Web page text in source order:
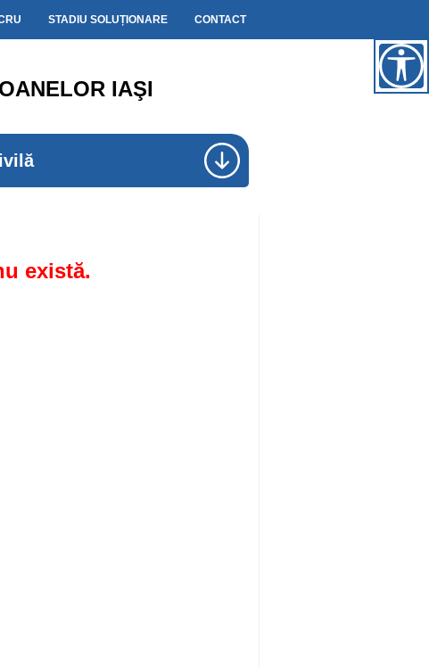
STADIU SOLUȚIONARE CONTACT
IAŞI
există.